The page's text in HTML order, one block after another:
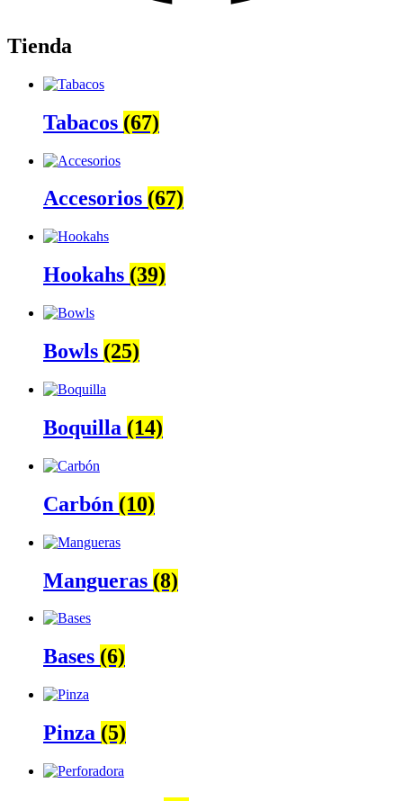
Tienda
Tabacos (67)
Accesorios (67)
Hookahs (39)
Bowls (25)
Boquilla (14)
Carbón (10)
Mangueras (8)
Bases (6)
Pinza (5)